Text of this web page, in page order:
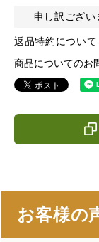
申し訳ござい
返品特約について
商品についてのお
お客様の